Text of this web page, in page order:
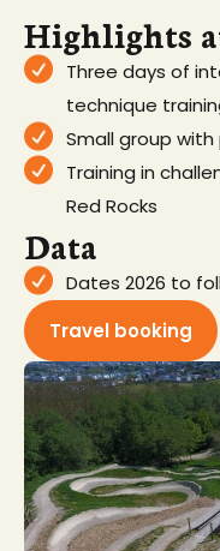
Highlights
Three days of
technique
Small group
Training in
Red Rocks
Data
Dates 2026 to
Travel booking